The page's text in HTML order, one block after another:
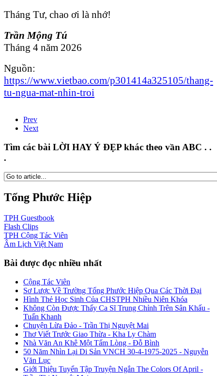
Tháng Tư, chao ơi là nhớ!
Trần Mộng Tú
Tháng 4 năm 2026
Nguồn:
https://www.vietbao.com/p301414a325105/thang-
tu-ngua-mat-nhin-troi
Prev
Next
Tìm các bài LỜI HAY Ý ĐẸP khác theo vần ABC . .
.
Tống Phước Hiệp
TPH Guestbook
Flash Clips
TPH Cộng Tác Viên
Âm Lịch Việt Nam
Bài được đọc nhiều nhất
Cộng Tác Viên
Sơ Lược Về Trường Tống Phước Hiệp Qua Các Thời Đại
Hình Thẻ Học Sinh Của CHSTPH Nhiều Niên Khóa
Không Còn Được Thấy Ca Sĩ Trung Chỉnh Trên Sân Khấu -
Tuấn Khanh
Chuyện Lừa Đảo - Trần Thị Nguyệt Mai
Thơ Viết Trước Giao Thừa - Kha Ly Chàm
Nhà Văn An Khê Một Tấm Lòng - Đỗ Bình
50 Năm Nhìn Lại Di Sản VNCH 30-4-1975-2025 - Nguyễn
Văn Lục
Giới Thiệu Tuyển Tập Truyện Ngắn The Colors Of April -